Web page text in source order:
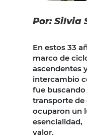
Por: Silvia
En estos 33
marco de
ascendentes
intercambio
fue buscando
transporte de
ocuparon un
esencialidad,
valor.